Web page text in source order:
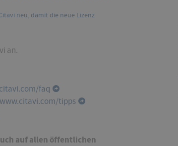
neu, damit die neue Lizenz
an.
faq
tipps
auf allen öffentlichen